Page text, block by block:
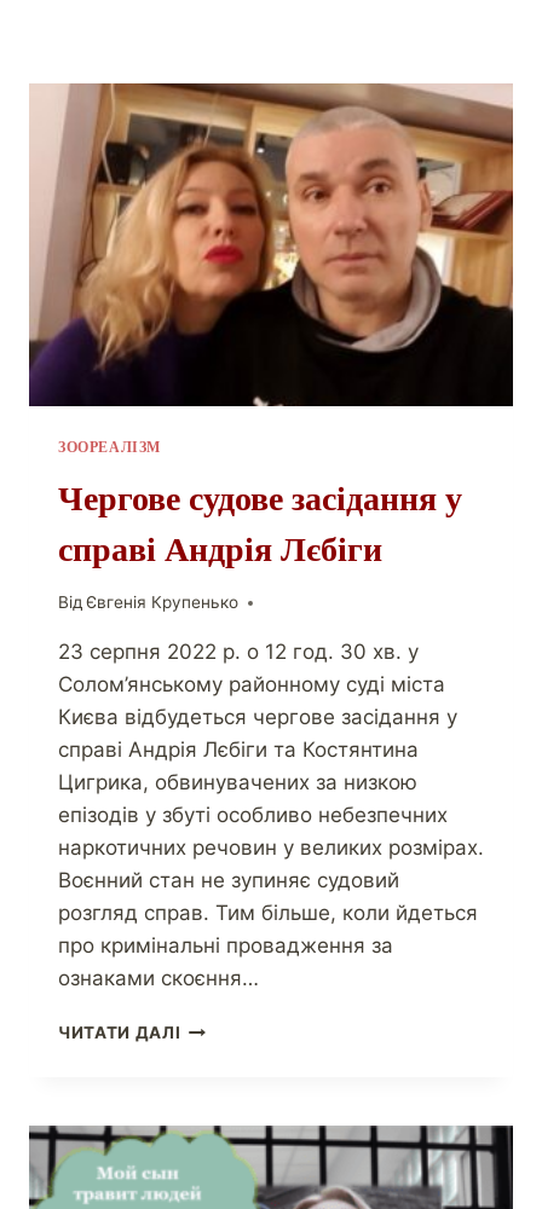
ЗООРЕАЛІЗМ
Чергове судове засідання у
справі Андрія Лєбіги
Від Євгенія Крупенько
23 серпня 2022 р. о 12 год. 30 хв. у
Солом’янському районному суді міста
Києва відбудеться чергове засідання у
справі Андрія Лєбіги та Костянтина
Цигрика, обвинувачених за низкою
епізодів у збуті особливо небезпечних
наркотичних речовин у великих розмірах.
Воєнний стан не зупиняє судовий
розгляд справ. Тим більше, коли йдеться
про кримінальні провадження за
ознаками скоєння…
ЧИТАТИ ДАЛІ